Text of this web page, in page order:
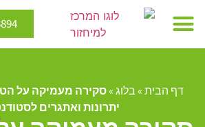
דף הבית»בלוג»סקירה מעמיקה על
יתרונות ואתגרים